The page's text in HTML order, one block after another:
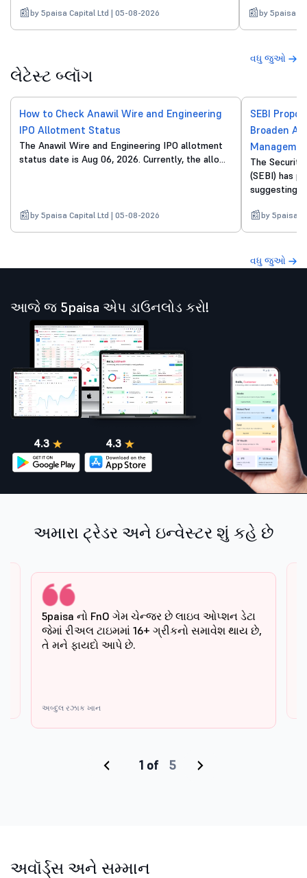
by 5paisa Capital Ltd | 05-08-2026 by 5paisa
વધુ જુઓ
લેટેસ્ટ બ્લૉગ
How to Check Anawil Wire and Engineering
IPO Allotment Status
The Anawil Wire and Engineering IPO allotment
status date is Aug 06, 2026. Currently, the allo...
by 5paisa Capital Ltd | 05-08-2026
SEBI
Broaden
The
(SEBI) has
suggesting a
by 5paisa
વધુ જુઓ
આજે જ 5paisa એપ ડાઉનલોડ કરો!
4.3 4.3
અમારા ટ્રેડર અને ઇન્વેસ્ટર શું કહે છે
5paisa નો FnO ગેમ ચેન્જર છે લાઇવ ઓપ્શન ડેટા
જેમાં રીઅલ ટાઇમમાં 16+ ગ્રીકનો સમાવેશ થાય છે,
તે મને ફાયદો આપે છે.
અબ્દુલ રઝાક ખાન
અવૉર્ડ્સ અને સમ્માન